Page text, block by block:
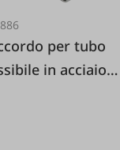
per tubo
in acciaio